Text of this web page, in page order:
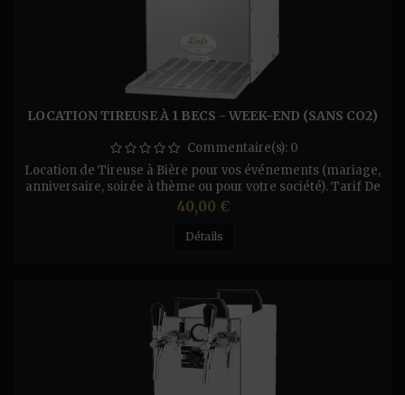
LOCATION TIREUSE À 1 BECS - WEEK-END (SANS CO2)
Commentaire(s): 0
Location de Tireuse à Bière pour vos événements (mariage,
anniversaire, soirée à thème ou pour votre société). Tarif De
La Location : (Par Jour) - Pour la tireuse Perfecdraft (fût
de 6L) - 10€/Jour ou 20 € le Weekend. - Tireuse à Sec 1
Bec (sans Co²) Pratiquement on branche la prise électrique
Prix
40,00 €
Détails